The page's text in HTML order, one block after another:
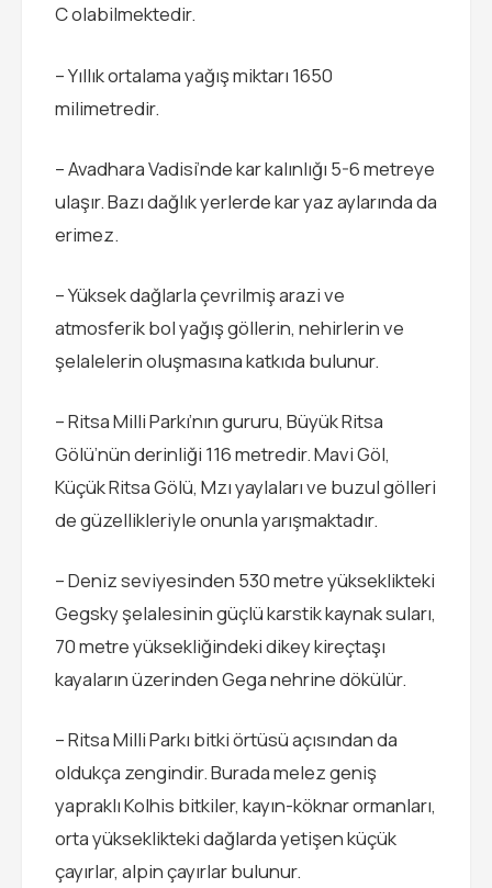
C olabilmektedir.
– Yıllık ortalama yağış miktarı 1650
milimetredir.
– Avadhara Vadisi’nde kar kalınlığı 5-6 metreye
ulaşır. Bazı dağlık yerlerde kar yaz aylarında da
erimez.
– Yüksek dağlarla çevrilmiş arazi ve
atmosferik bol yağış göllerin, nehirlerin ve
şelalelerin oluşmasına katkıda bulunur.
– Ritsa Milli Parkı’nın gururu, Büyük Ritsa
Gölü’nün derinliği 116 metredir. Mavi Göl,
Küçük Ritsa Gölü, Mzı yaylaları ve buzul gölleri
de güzellikleriyle onunla yarışmaktadır.
– Deniz seviyesinden 530 metre yükseklikteki
Gegsky şelalesinin güçlü karstik kaynak suları,
70 metre yüksekliğindeki dikey kireçtaşı
kayaların üzerinden Gega nehrine dökülür.
– Ritsa Milli Parkı bitki örtüsü açısından da
oldukça zengindir. Burada melez geniş
yapraklı Kolhis bitkiler, kayın-köknar ormanları,
orta yükseklikteki dağlarda yetişen küçük
çayırlar, alpin çayırlar bulunur.